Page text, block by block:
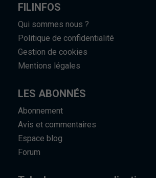
FILINFOS
Qui sommes nous ?
Politique de confidentialité
Gestion de cookies
Mentions légales
LES ABONNÉS
Abonnement
Avis et commentaires
Espace blog
Forum